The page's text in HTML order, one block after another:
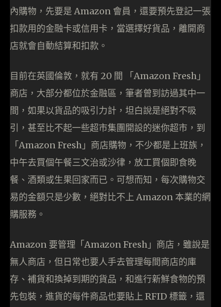
內購物，先要是 Amazon 會員，還要預先登記一張
扣款用的金融卡或信用卡，當選擇好貨品，離開商
店就會自動結算和扣款。
目前在英國倫敦，就有 20 間 「Amazon Fresh」
商店，大部分都位於金融區，筆者曾到訪過其中一
間，如果以貨品的吸引力計，坦白說是絕對不吸
引，甚至比不起一些超市集團開設的迷你超市，到
「Amazon Fresh」商店購物，不少都是上班族，
中午去買個午餐三文治或沙律，放工買個即食晚
餐、酒類或生果回家而已。可想而知，每次購物交
易的金額只是少數，絕對比不上 Amazon 本業的網
購服務。
Amazon 要管理「Amazon Fresh」商店，雖說是
無人商店，但日常也要人手去管理每間商店的庫
存、補貨和換掉到期的貨品，和進行新鮮食物的預
先包裝，進貨的每件商品也要貼上 RFID 標籤，還